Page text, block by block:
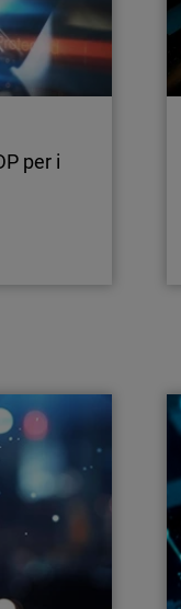
per i
sono difficili
che sia